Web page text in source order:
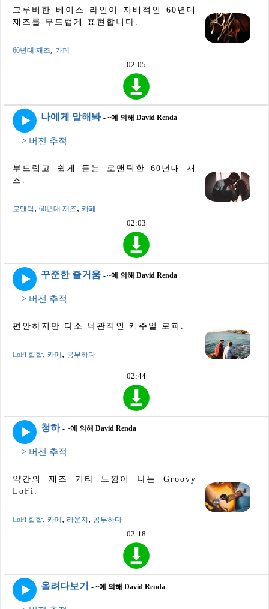
그루비한 베이스 라인이 지배적인 60년대
재즈를 부드럽게 표현합니다.
60년대 재즈, 카페
02:05
나에게 말해봐 - ~에 의해 David Renda
> 버전 추적
부드럽고 쉽게 듣는 로맨틱한 60년대 재
즈.
로맨틱, 60년대 재즈, 카페
02:03
꾸준한 즐거움 - ~에 의해 David Renda
> 버전 추적
편안하지만 다소 낙관적인 캐주얼 로피.
LoFi 힙합, 카페 , 공부하다
02:44
청하 - ~에 의해 David Renda
> 버전 추적
약간의 재즈 기타 느낌이 나는 Groovy
LoFi.
LoFi 힙합, 카페 , 라운지 , 공부하다
02:18
올려다보기 - ~에 의해 David Renda